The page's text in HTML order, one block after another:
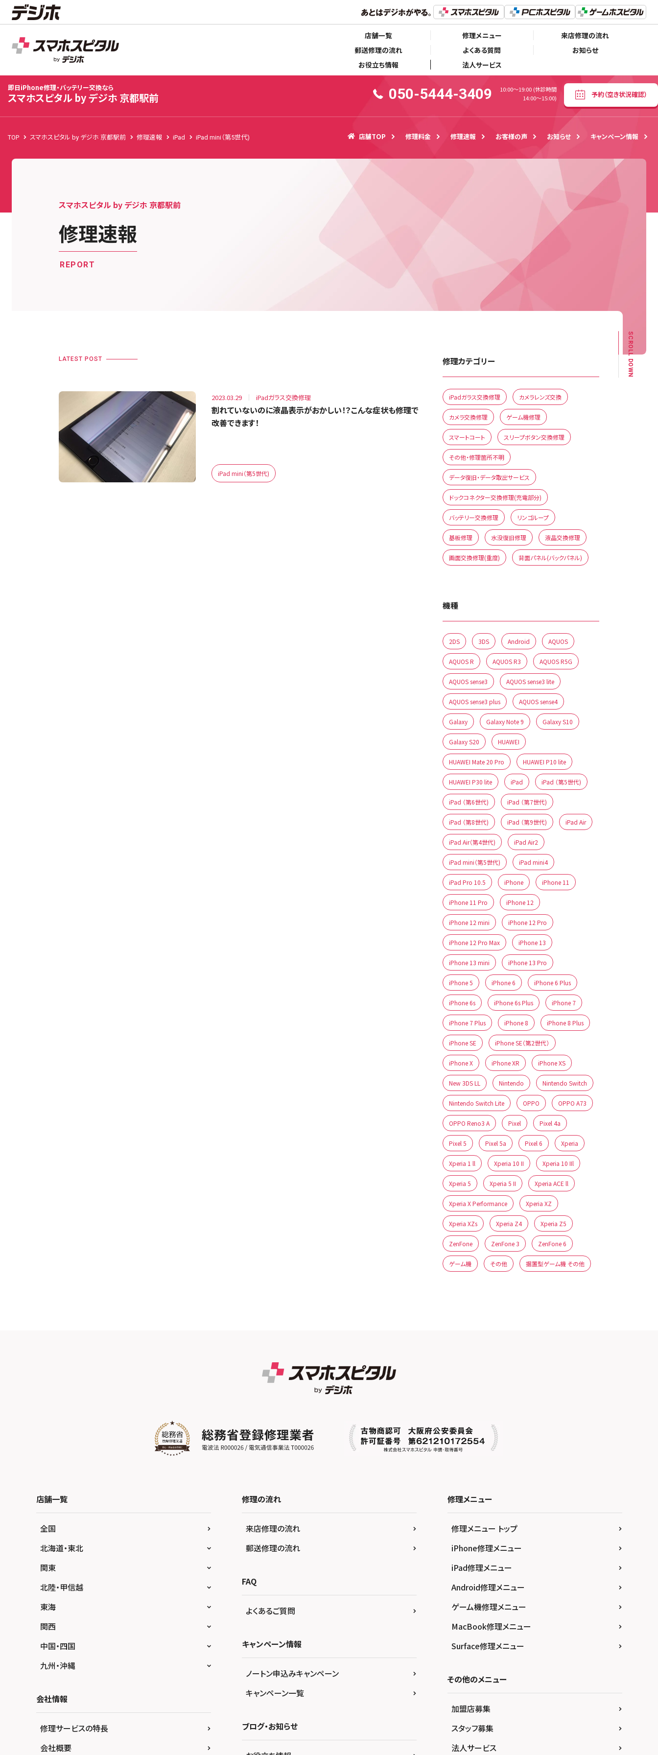
店舗一覧 修理メニュー
来店修理の流れ
郵送修理の流れ
よくある質問
お知らせ
お役立ち情報
法人サービス
スマホスピタル by デジホ 京都駅前
店舗TOP 修理料金 修理速報 お客様の声 お知らせ キャンペーン情報
050-5444-3409
10:00〜19:00 (休診時間 14:00～15:00)
予約（空き状況確認）
即日iPhone修理・バッテリー交換なら
スマホスピタル by デジホ 京都駅前 050-5444-3409
10:00〜19:00 (休診時間
14:00～15:00)
予約（空き状況確認）
TOP スマホスピタル by デジホ 京都駅前 修理速報 iPad iPad mini（第5世代) 店舗TOP 修理料金 修理速報 お客様の声 お知らせ キャンペーン情報
スマホスピタル by デジホ 京都駅前
修理速報
REPORT
SCROLL DOWN
LATEST POST
2023.03.29 iPadガラス交換修理
割れていないのに液晶表示がおかしい！？こんな症状も修理で
改善できます！
iPad mini（第5世代)
修理カテゴリー
iPadガラス交換修理 カメラレンズ交換
カメラ交換修理 ゲーム機修理
スマートコート スリープボタン交換修理
その他・修理箇所不明
データ復旧・データ取出サービス
ドックコネクター交換修理(充電部分)
バッテリー交換修理 リンゴループ
基板修理 水没復旧修理 液晶交換修理
画面交換修理(重度) 背面パネル(バックパネル)
機種
2DS 3DS Android AQUOS
AQUOS R AQUOS R3 AQUOS R5G
AQUOS sense3 AQUOS sense3 lite
AQUOS sense3 plus AQUOS sense4
Galaxy Galaxy Note 9 Galaxy S10
Galaxy S20 HUAWEI
HUAWEI Mate 20 Pro HUAWEI P10 lite
HUAWEI P30 lite iPad iPad （第5世代)
iPad （第6世代) iPad （第7世代)
iPad （第8世代) iPad （第9世代) iPad Air
iPad Air（第4世代) iPad Air2
iPad mini（第5世代) iPad mini4
iPad Pro 10.5 iPhone iPhone 11
iPhone 11 Pro iPhone 12
iPhone 12 mini iPhone 12 Pro
iPhone 12 Pro Max iPhone 13
iPhone 13 mini iPhone 13 Pro
iPhone 5 iPhone 6 iPhone 6 Plus
iPhone 6s iPhone 6s Plus iPhone 7
iPhone 7 Plus iPhone 8 iPhone 8 Plus
iPhone SE iPhone SE（第2世代）
iPhone X iPhone XR iPhone XS
New 3DS LL Nintendo Nintendo Switch
Nintendo Switch Lite OPPO OPPO A73
OPPO Reno3 A Pixel Pixel 4a
Pixel 5 Pixel 5a Pixel 6 Xperia
Xperia 1 ll Xperia 10 II Xperia 10 IIl
Xperia 5 Xperia 5 II Xperia ACE ll
Xperia X Performance Xperia XZ
Xperia XZs Xperia Z4 Xperia Z5
ZenFone ZenFone 3 ZenFone 6
ゲーム機 その他 据置型ゲーム機 その他
店舗一覧
全国
北海道・東北
スマホスピタル大丸札幌
関東
スマホスピタル宇都宮
スマホスピタル 高崎
スマホスピタル鴻巣
スマホスピタル テルル三芳
スマホスピタル 熊谷
スマホスピタル埼玉大宮
スマホスピタル テルル蒲生
スマホスピタル テルル新越谷
北陸・甲信越
スマホスピタルアル・プラザ小松
スマホスピタル 北陸総合修理センター
スマホスピタル 長野
東海
スマホスピタル岐阜
スマホスピタル 浜松
スマホスピタル静岡パルコ
スマホスピタル名古屋駅前
関西
スマホスピタル 大阪梅田
スマホスピタル by デジホ 梅田地下（うめち
スマホスピタル京橋
スマホスピタル by デジホ天王寺ミオ
スマホスピタル難波
スマホスピタル高槻
中国・四国
スマホスピタル 松江
スマホスピタル高松
九州・沖縄
もち
スマホスピタル 香椎九産大前
スマホスピタル福岡天神
スマホスピタル熊本下通
会社情報
修理サービスの特長
会社概要
修理の流れ
来店修理の流れ
郵送修理の流れ
FAQ
よくあるご質問
キャンペーン情報
ノートン申込みキャンペーン
キャンペーン一覧
ブログ・お知らせ
修理メニュー
修理メニュー トップ
iPhone修理メニュー
iPad修理メニュー
Android修理メニュー
ゲーム機修理メニュー
MacBook修理メニュー
Surface修理メニュー
その他のメニュー
加盟店募集
スタッフ募集
法人サービス